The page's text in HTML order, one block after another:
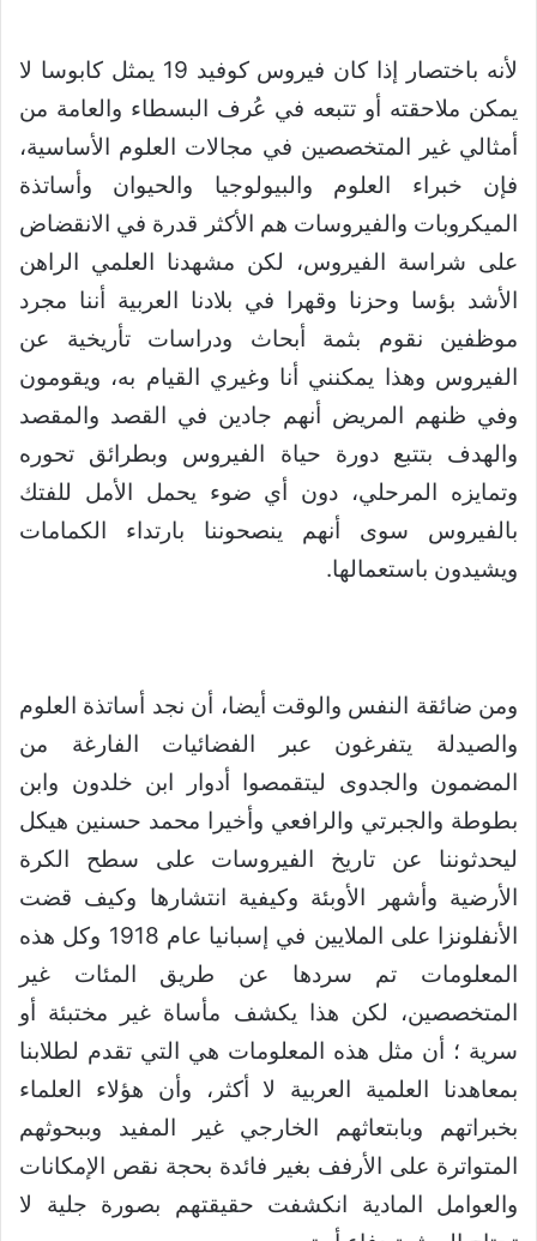
لأنه باختصار إذا كان فيروس كوفيد 19 يمثل كابوسا لا
يمكن ملاحقته أو تتبعه في عُرف البسطاء والعامة من
أمثالي غير المتخصصين في مجالات العلوم الأساسية،
فإن خبراء العلوم والبيولوجيا والحيوان وأساتذة
الميكروبات والفيروسات هم الأكثر قدرة في الانقضاض
على شراسة الفيروس، لكن مشهدنا العلمي الراهن
الأشد بؤسا وحزنا وقهرا في بلادنا العربية أننا مجرد
موظفين نقوم بثمة أبحاث ودراسات تأريخية عن
الفيروس وهذا يمكنني أنا وغيري القيام به، ويقومون
وفي ظنهم المريض أنهم جادين في القصد والمقصد
والهدف بتتبع دورة حياة الفيروس وبطرائق تحوره
وتمايزه المرحلي، دون أي ضوء يحمل الأمل للفتك
بالفيروس سوى أنهم ينصحوننا بارتداء الكمامات
ويشيدون باستعمالها.
ومن ضائقة النفس والوقت أيضا، أن نجد أساتذة العلوم
والصيدلة يتفرغون عبر الفضائيات الفارغة من
المضمون والجدوى ليتقمصوا أدوار ابن خلدون وابن
بطوطة والجبرتي والرافعي وأخيرا محمد حسنين هيكل
ليحدثوننا عن تاريخ الفيروسات على سطح الكرة
الأرضية وأشهر الأوبئة وكيفية انتشارها وكيف قضت
الأنفلونزا على الملايين في إسبانيا عام 1918 وكل هذه
المعلومات تم سردها عن طريق المئات غير
المتخصصين، لكن هذا يكشف مأساة غير مختبئة أو
سرية ؛ أن مثل هذه المعلومات هي التي تقدم لطلابنا
بمعاهدنا العلمية العربية لا أكثر، وأن هؤلاء العلماء
بخبراتهم وبابتعاثهم الخارجي غير المفيد وببحوثهم
المتواترة على الأرفف بغير فائدة بحجة نقص الإمكانات
والعوامل المادية انكشفت حقيقتهم بصورة جلية لا